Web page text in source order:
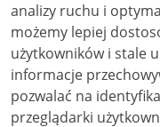
analizy ruchu i
możemy lepiej
użytkowników i stale
informacje
pozwalać na
przeglądarki